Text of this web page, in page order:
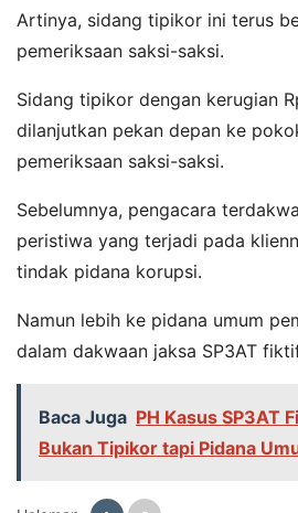
Artinya, sidang tipikor ini terus
pemeriksaan saksi-saksi.
Sidang tipikor dengan kerugian
dilanjutkan pekan depan ke
pemeriksaan saksi-saksi.
Sebelumnya, pengacara
peristiwa yang terjadi pada
tindak pidana korupsi.
Namun lebih ke pidana umum
dalam dakwaan jaksa SP3AT
Baca Juga PH Kasus SP3AT
Bukan Tipikor tapi Pidana